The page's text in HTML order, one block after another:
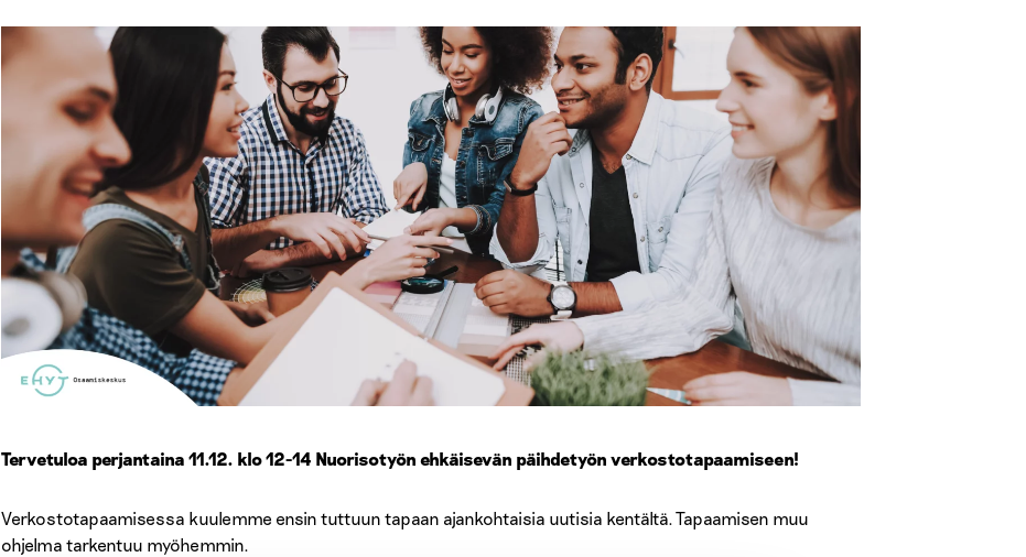
Tervetuloa perjantaina 11.12. klo 12-14 Nuorisotyön ehkäisevän päihdetyön verkostotapaamiseen!
Verkostotapaamisessa kuulemme ensin tuttuun tapaan ajankohtaisia uutisia kentältä. Tapaamisen muu
ohjelma tarkentuu myöhemmin.